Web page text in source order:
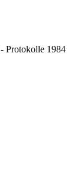
Protokolle 1984